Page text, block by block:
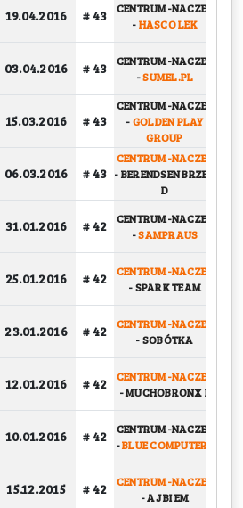
19.04.2016 # 43
CENTRUM-NACZEP
-HASCO LEK
03.04.2016 # 43
CENTRUM-NACZEP
-SUMEL.PL
15.03.2016 # 43
CENTRUM-NACZEP
-GOLDEN PLAY
GROUP
06.03.2016 # 43
CENTRUM-NACZEP
-BERENDSEN BRZEG
D
31.01.2016 # 42
CENTRUM-NACZEP
-SAMPRAUS
25.01.2016 # 42
CENTRUM-NACZEP
-SPARK TEAM
23.01.2016 # 42
CENTRUM-NACZEP
-SOBÓTKA
12.01.2016 # 42
CENTRUM-NACZEP
-MUCHOBRONX II
10.01.2016 # 42
CENTRUM-NACZEP
-BLUE COMPUTERS
15.12.2015 # 42
CENTRUM-NACZEP
-AJ BI EM